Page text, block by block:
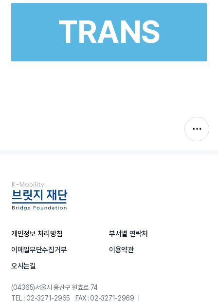
TRANS
개인정보 처리방침
이용약관
이메일무단수집거부
오시는길
부서별 연락처
(04365)서울시 용산구 원효로 74
TEL : 02-3271-2965 FAX : 02-3271-2969